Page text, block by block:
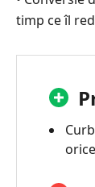
timp ce îl